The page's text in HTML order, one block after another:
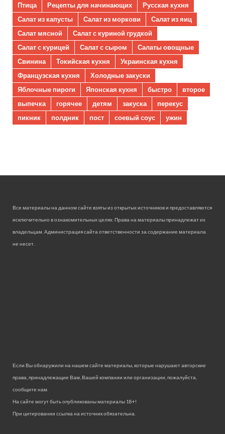
Птица
Рецепты для начинающих
Русская кухня
Салат из капусты
Салат из моркови
Салат из яиц
Салат мясной
Салат с куриной грудкой
Салат с курицей
Салат с сыром
Салаты овощные
Свинина
Токийская кухня
Украинская кухня
Французская кухня
Холодные закуски
Яблочные пироги
Японская кухня быстро
второе
выпечка
горячее детям закуска
перекус
пикник
полдник пост соевый соус ужин
Все материалы на данном сайте взяты из открытых источников и предоставляются
исключительно в ознакомительных целях. Права на материалы принадлежат их
владельцам. Администрация сайта ответственности за содержание материала
не несет.
Если Вы обнаружили на нашем сайте материалы, которые нарушают авторские
права, принадлежащие Вам, Вашей компании или организации, пожалуйста,
сообщите нам.
На сайте могут быть опубликованы материалы 18+!
При цитировании ссылка на источник обязательна.